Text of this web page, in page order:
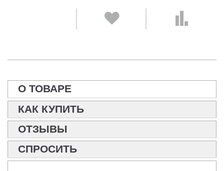
О ТОВАРЕ
КАК КУПИТЬ
ОТЗЫВЫ
СПРОСИТЬ